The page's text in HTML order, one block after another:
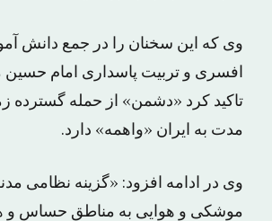
وی که این سخنان را در جمع دانش
افسری و تربیت پاسداری امام
تاکید کرد «دشمن» از حمله گسترده
مدت به ایران «واهمه» دارد.
وی در ادامه افزود: «گزینه نظامی
موشکی و هوایی به مناطق حساس